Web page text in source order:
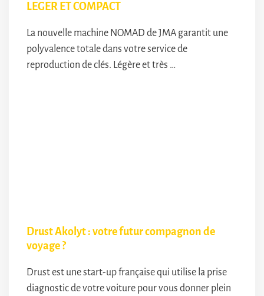
LEGER ET COMPACT
La nouvelle machine NOMAD de JMA garantit une
polyvalence totale dans votre service de
reproduction de clés. Légère et très …
Drust Akolyt : votre futur compagnon de
voyage ?
Drust est une start-up française qui utilise la prise
diagnostic de votre voiture pour vous donner plein